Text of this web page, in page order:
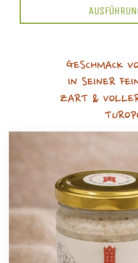
GESCHMACK
IN SEINER
ZART &